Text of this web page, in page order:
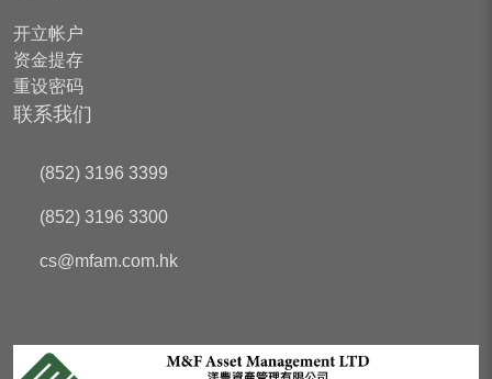
开立帐户
资金提存
重设密码
联系我们
(852) 3196 3399
(852) 3196 3300
cs@mfam.com.hk